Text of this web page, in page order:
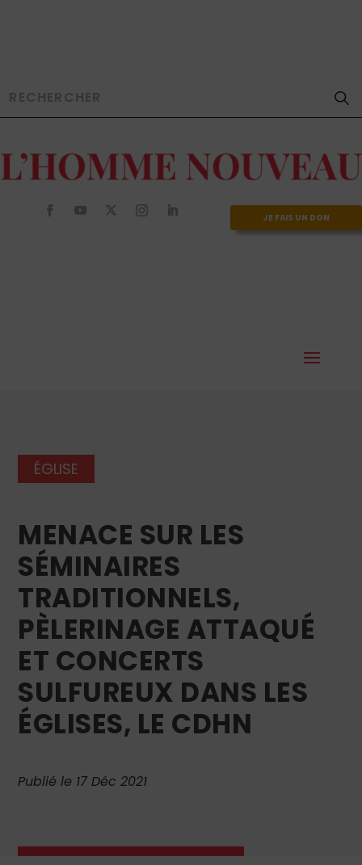
JE FAIS UN DON
ÉGLISE
MENACE SUR LES
SÉMINAIRES
TRADITIONNELS,
PÈLERINAGE ATTAQUÉ
ET CONCERTS
SULFUREUX DANS LES
ÉGLISES, LE CDHN
Publié le 17 Déc 2021